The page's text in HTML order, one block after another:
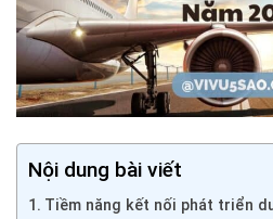
Nội dung bài viết
Tiềm năng kết nối phát triển